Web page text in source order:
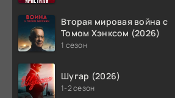
Вторая мировая война с
Томом Хэнксом (2026)
1 сезон
Шугар (2026)
1-2 сезон